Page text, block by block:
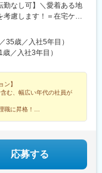
勤なし可】＼愛着ある地
考慮します！＝在宅ケア
・家賃無料の借り上げ
岐阜・長野で強化募集
ャーと相談の上決定《養
所在地はHP記載【2／地
なしOK☆別事業へのキ
ページ下部『勤務地一
川崎・江戸川・徳島・
事業＝【転勤なしOK／
奈川■甲信越・北陸／新
四国／岡山、広島■九
施設勤務
35歳／入社5年目）
／入社3年目）
ン】
む、幅広い年代の社員が
職に昇格！
迎します。
応募する